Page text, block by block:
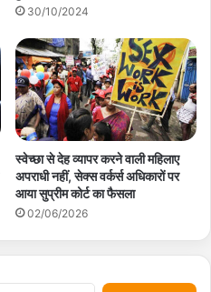
30/10/2024
स्वेच्छा से देह व्यापर करने वाली महिलाए
अपराधी नहीं, सेक्स वर्कर्स अधिकारों पर
आया सुप्रीम कोर्ट का फैसला
02/06/2026